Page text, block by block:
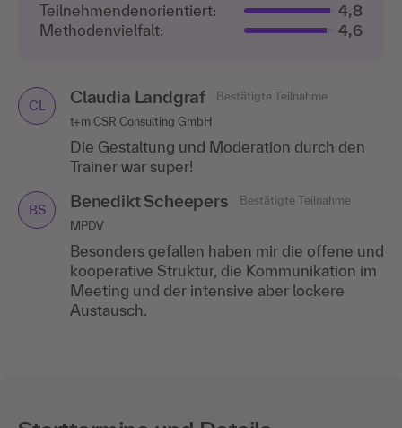
Teilnehmenden­orientiert:
4,8
Methodenvielfalt:
4,6
CL Claudia Landgraf
Bestätigte Teilnahme
t+m CSR Consulting GmbH
Die Gestaltung und Moderation durch den
Trainer war super!
BS Benedikt Scheepers
Bestätigte Teilnahme
MPDV
Besonders gefallen haben mir die offene und
kooperative Struktur, die Kommunikation im
Meeting und der intensive aber lockere
Austausch.